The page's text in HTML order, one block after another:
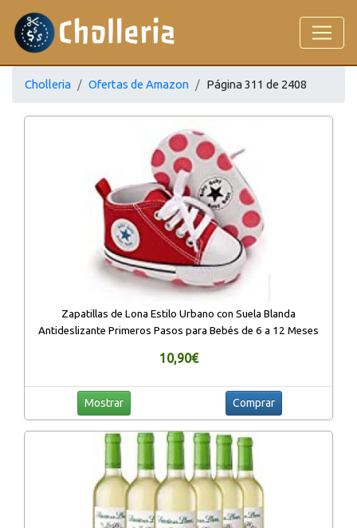
Cholleria Ofertas de Amazon Página 311 de 2408
Zapatillas de Lona Estilo Urbano con Suela Blanda
Antideslizante Primeros Pasos para Bebés de 6 a 12 Meses
10,90€
Mostrar Comprar